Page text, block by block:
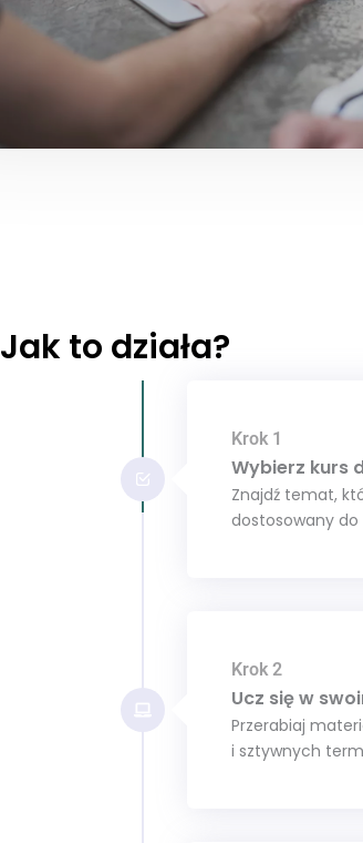
Jak to działa?
Krok 1
Wybierz kurs
Znajdź temat,
dostosowany
Krok 2
Ucz się w
Przerabiaj
i sztywnych